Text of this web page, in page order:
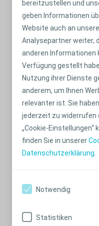
bereitzustellen und
geben Informationen
Website auch an
Analysepartner weiter,
anderen Informationen
Verfügung gestellt
Nutzung ihrer Dienste
anderem, um Ihnen
relevanter ist. Sie
jederzeit zu widerrufen
„Cookie-
finden Sie in unserer
Datenschutzerklärung
Notwendig
Statistiken
erhalten Sie einen
anwenden.
Kind
über die verschiedenen